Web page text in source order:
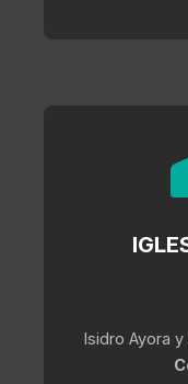
Isidro Ayora